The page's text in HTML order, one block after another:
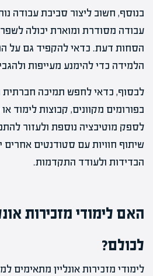
בנוסף, חשוב ליצור סביבת עבודה
עבודה מסודרת ומוארת יכולה לשפר
הסחות דעת. כדאי להקפיד גם על
הלמידה כדי להימנע מעייפות
לבסוף, כדאי לחפש תמיכה
בפורומים מקוונים, קבוצות לימוד
לספק מוטיבציה נוספת ולעזור
שיתוף חוויות עם סטודנטים
הבדידות ולעודד התקדמות.
האם לימודי מזכירות
לכולם?
לימודי מזכירות אונליין מתאימים